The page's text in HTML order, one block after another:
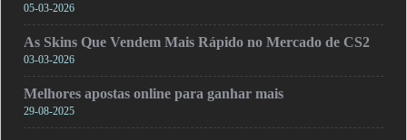
05-03-2026
As Skins Que Vendem Mais Rápido no Mercado de CS2
03-03-2026
Melhores apostas online para ganhar mais
29-08-2025